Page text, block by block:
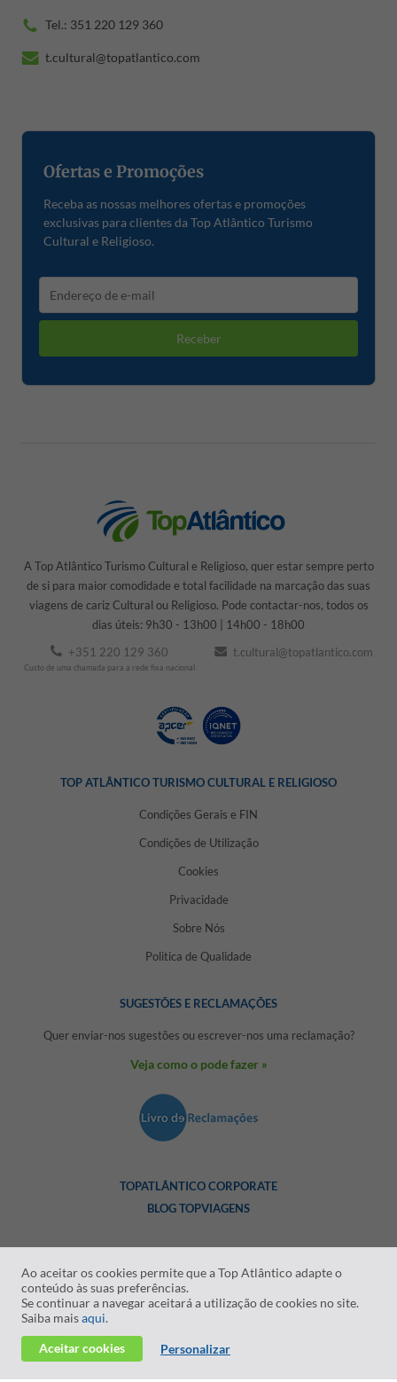
Tel.: 351 220 129 360
t.cultural@topatlantico.com
Ofertas e Promoções
Receba as nossas melhores ofertas e promoções
exclusivas para clientes da Top Atlântico Turismo
Cultural e Religioso.
Receber
Ao aceitar os cookies permite que a Top Atlântico adapte o
conteúdo às suas preferências.
Se continuar a navegar aceitará a utilização de cookies no site.
Saiba maisaqui.
Aceitar cookies
Personalizar
A Top Atlântico Turismo Cultural e Religioso, quer estar sempre perto
de si para maior comodidade e total facilidade na marcação das suas
viagens de cariz Cultural ou Religioso. Pode contactar-nos, todos os
dias úteis: 9h30 - 13h00 | 14h00 - 18h00
+351 220 129 360
Custo de uma chamada para a rede fixa nacional
t.cultural@topatlantico.com
TOP ATLÂNTICO TURISMO CULTURAL E RELIGIOSO
Condições Gerais e FIN
Condições de Utilização
Cookies
Privacidade
Sobre Nós
Politica de Qualidade
SUGESTÕES E RECLAMAÇÕES
Quer enviar-nos sugestões ou escrever-nos uma reclamação?
Veja como o pode fazer »
TOPATLÂNTICO CORPORATE
BLOG TOPVIAGENS
2026 © Todos os direitos reservados:
Turismo S.A. RNAVT nº Registo 1819